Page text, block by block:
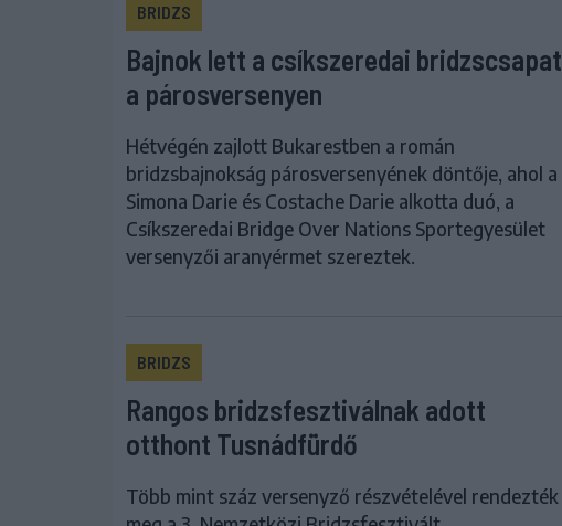
BRIDZS
Bajnok lett a csíkszeredai bridzscsapat
a párosversenyen
Hétvégén zajlott Bukarestben a román
bridzsbajnokság párosversenyének döntője, ahol a
Simona Darie és Costache Darie alkotta duó, a
Csíkszeredai Bridge Over Nations Sportegyesület
versenyzői aranyérmet szereztek.
BRIDZS
Rangos bridzsfesztiválnak adott
otthont Tusnádfürdő
Több mint száz versenyző részvételével rendezték